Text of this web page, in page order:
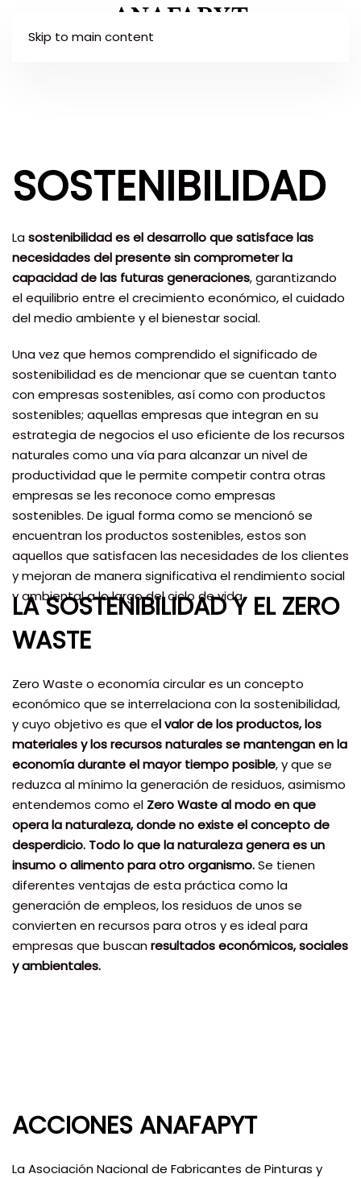
Skip to main content
SOSTENIBILIDAD
Lasostenibilidad es el desarrollo que satisface las
necesidades del presente sin comprometer la
capacidad de las futuras generaciones, garantizando
el equilibrio entre el crecimiento económico, el cuidado
del medio ambiente y el bienestar social.
Una vez que hemos comprendido el significado de
sostenibilidad es de mencionar que se cuentan tanto
con empresas sostenibles, así como con productos
sostenibles; aquellas empresas que integran en su
estrategia de negocios el uso eficiente de los recursos
naturales como una vía para alcanzar un nivel de
productividad que le permite competir contra otras
empresas se les reconoce como empresas
sostenibles. De igual forma como se mencionó se
encuentran los productos sostenibles, estos son
aquellos que satisfacen las necesidades de los clientes
y mejoran de manera significativa el rendimiento social
y ambiental a lo largo del ciclo de vida.
LA SOSTENIBILIDAD Y EL ZERO
WASTE
Zero Waste o economía circular es un concepto
económico que se interrelaciona con la sostenibilidad,
y cuyo objetivo es que el valor de los productos, los
materiales y los recursos naturales se mantengan en la
economía durante el mayor tiempo posible, y que se
reduzca al mínimo la generación de residuos, asimismo
entendemos como el Zero Waste al modo en que
opera la naturaleza, donde no existe el concepto de
desperdicio. Todo lo que la naturaleza genera es un
insumo o alimento para otro organismo.Se tienen
diferentes ventajas de esta práctica como la
generación de empleos, los residuos de unos se
convierten en recursos para otros y es ideal para
empresas que buscanresultados económicos, sociales
y ambientales.
ACCIONES ANAFAPYT
La Asociación Nacional de Fabricantes de Pinturas y